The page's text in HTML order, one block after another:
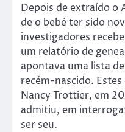
Depois de extraído o
de o bebé ter sido
investigadores
um relatório de
apontava uma lista
recém-nascido.
Nancy Trottier, em
admitiu, em
ser seu.